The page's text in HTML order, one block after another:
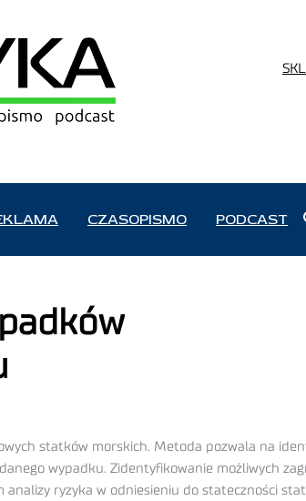
CZASOPISMO PODCAST
statków morskich. Metoda pozwala na
wypadku. Zidentyfikowanie możliwych
ryzyka w odniesieniu do stateczności